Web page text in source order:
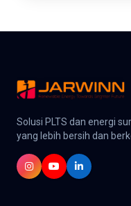
Solusi PLTS dan energi
yang lebih bersih dan